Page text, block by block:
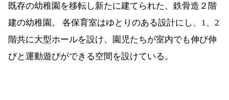
既存の幼稚園を移転し新たに建てられた、鉄骨造２階
建の幼稚園。 各保育室はゆとりのある設計にし、1、2
階共に大型ホールを設け、園児たちが室内でも伸び伸
びと運動遊びができる空間を設けている。